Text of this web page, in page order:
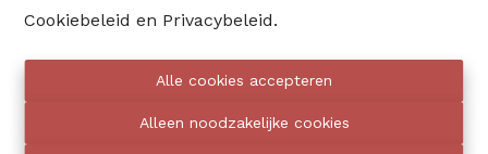
Cookiebeleid en Privacybeleid.
Alle cookies accepteren
Alleen noodzakelijke cookies